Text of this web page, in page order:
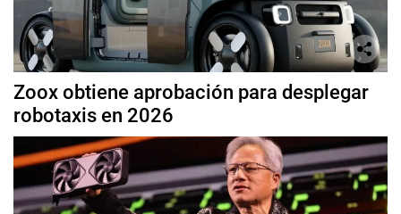
Zoox obtiene aprobación para desplegar
robotaxis en 2026